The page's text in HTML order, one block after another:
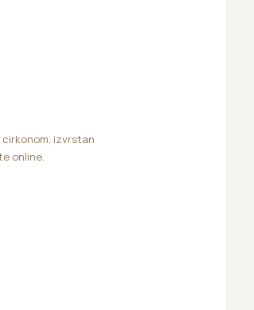
cirkonom, izvrstan
online.